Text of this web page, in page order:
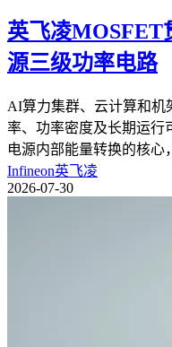
英飞凌MOSFET
源三级功率电路
AI算力集群、云计算和机
率、功率密度及长期运行
电源内部能量转换的核心
Infineon英飞凌
2026-07-30